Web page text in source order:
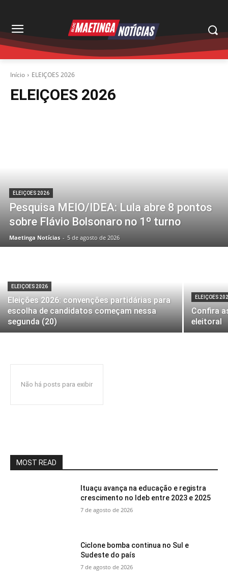
Início ELEIÇOES 2026
ELEIÇOES 2026
ELEIÇOES 2026
Pesquisa MEIO/IDEA: Lula abre 8 pontos
sobre Flávio Bolsonaro no 1º turno
Maetinga Notícias - 5 de agosto de 2026
ELEIÇOES 2026
Eleições 2026: convenções partidárias para
escolha de candidatos começam nessa
segunda (20)
ELEIÇOES
Confira
eleitoral
Não há posts para exibir
MOST READ
Ituaçu avança na educação e registra
crescimento no Ideb entre 2023 e 2025
7 de agosto de 2026
Ciclone bomba continua no Sul e
Sudeste do país
7 de agosto de 2026